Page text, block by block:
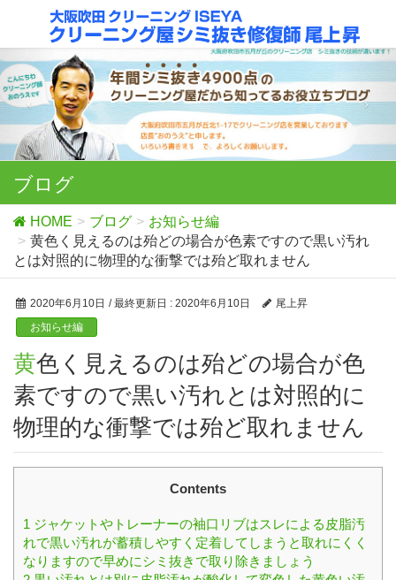
ブログ
HOME ブログ
お知らせ編
黄色く見えるのは殆どの場合が色素ですので黒い汚れ
とは対照的に物理的な衝撃では殆ど取れません
2020年6月10日 / 最終更新日 : 2020年6月10日
尾上昇
お知らせ編
黄色く見えるのは殆どの場合が色
素ですので黒い汚れとは対照的に
物理的な衝撃では殆ど取れません
Contents
1 ジャケットやトレーナーの袖口リブはスレによる皮脂汚
れで黒い汚れが蓄積しやすく定着してしまうと取れにくく
なりますので早めにシミ抜きで取り除きましょう